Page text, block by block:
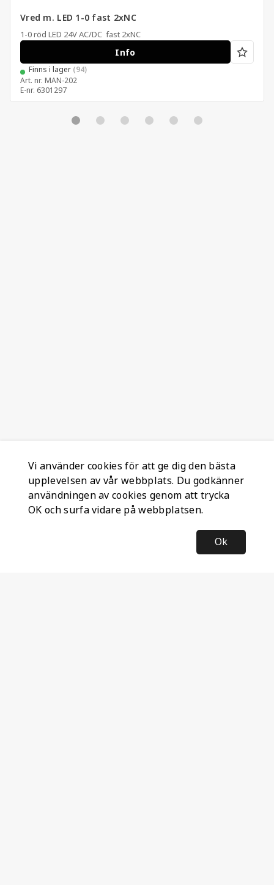
Vred m. LED 1-0 fast 2xNC
1-0 röd LED 24V AC/DC fast 2xNC
Info
Finns i lager (94)
Art. nr. MAN-202
E-nr. 6301297
Vi använder cookies för att ge dig den bästa
upplevelsen av vår webbplats. Du godkänner
användningen av cookies genom att trycka
OK och surfa vidare på webbplatsen.
Ok